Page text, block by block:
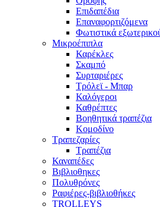
Επιδαπέδια
Επαναφορτιζόμενα
Φωτιστικά
Μικροέπιπλα
Καρέκλες
Σκαμπό
Συρταριέρες
Τρόλεϊ - Μπαρ
Καλόγεροι
Καθρέπτες
Βοηθητικά τραπέζια
Κομοδίνο
Τραπεζαρίες
Τραπέζια
Καναπέδες
Βιβλιοθηκες
Πολυθρόνες
Ραφιέρες-βιβλιοθήκες
TROLLEYS